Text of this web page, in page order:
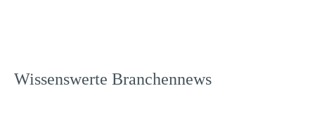
Wissenswerte Branchennews